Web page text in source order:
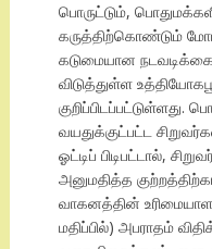
பொருட்டும்,
கருத்திற்கொண்டும்
கடுமையான
விடுத்துள்ள
குறிப்பிடப்பட்டுள்ளது.
வயதுக்குட்பட்ட
ஓட்டிப் பிடிபட்டால்,
அனுமதித்த
வாகனத்தின்
மதிப்பில்) அபராதம்